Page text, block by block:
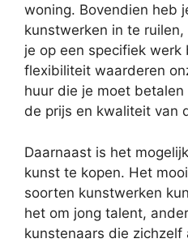
woning. Bovendien heb
kunstwerken in te
je op een specifiek werk
flexibiliteit waarderen
huur die je moet
de prijs en kwaliteit van
Daarnaast is het
kunst te kopen. Het
soorten kunstwerken
het om jong talent,
kunstenaars die zichzelf